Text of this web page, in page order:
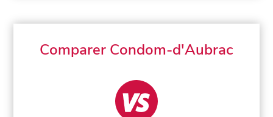
Comparer Condom-d'Aubrac